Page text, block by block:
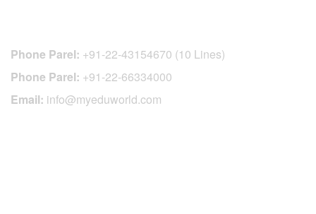
Phone Parel: +91-22-43154670 (10 Lines)
Phone Parel: +91-22-66334000
Email: info@myeduworld.com